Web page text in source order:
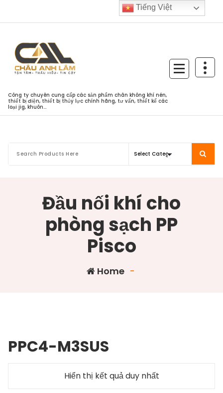
Công ty chuyên cung cấp các sản phẩm chân không khí nén,
thiết bị điện, thiết bị thủy lực chính hãng, tư vấn, thiết kế các
loại jig, khuôn...
Đầu nối khí cho
phòng sạch PP
Pisco
Home -
PPC4-M3SUS
Hiển thị kết quả duy nhất
Tiếng Việt